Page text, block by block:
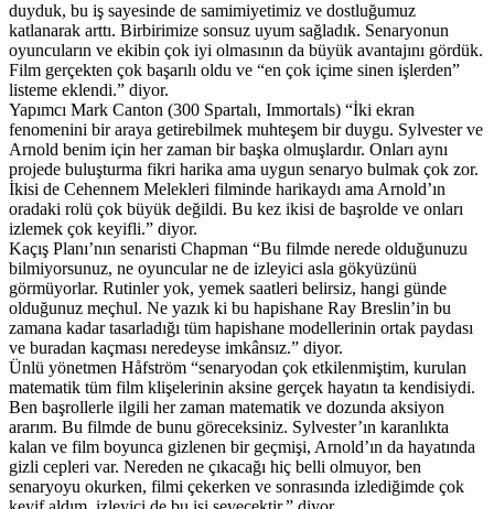
duyduk, bu iş sayesinde de samimiyetimiz ve dostluğumuz
katlanarak arttı. Birbirimize sonsuz uyum sağladık. Senaryonun
oyuncuların ve ekibin çok iyi olmasının da büyük avantajını gördük.
Film gerçekten çok başarılı oldu ve “en çok içime sinen işlerden”
listeme eklendi.” diyor.
Yapımcı Mark Canton (300 Spartalı, Immortals) “İki ekran
fenomenini bir araya getirebilmek muhteşem bir duygu. Sylvester ve
Arnold benim için her zaman bir başka olmuşlardır. Onları aynı
projede buluşturma fikri harika ama uygun senaryo bulmak çok zor.
İkisi de Cehennem Melekleri filminde harikaydı ama Arnold’ın
oradaki rolü çok büyük değildi. Bu kez ikisi de başrolde ve onları
izlemek çok keyifli.” diyor.
Kaçış Planı’nın senaristi Chapman “Bu filmde nerede olduğunuzu
bilmiyorsunuz, ne oyuncular ne de izleyici asla gökyüzünü
görmüyorlar. Rutinler yok, yemek saatleri belirsiz, hangi günde
olduğunuz meçhul. Ne yazık ki bu hapishane Ray Breslin’in bu
zamana kadar tasarladığı tüm hapishane modellerinin ortak paydası
ve buradan kaçması neredeyse imkânsız.” diyor.
Ünlü yönetmen Håfström “senaryodan çok etkilenmiştim, kurulan
matematik tüm film klişelerinin aksine gerçek hayatın ta kendisiydi.
Ben başrollerle ilgili her zaman matematik ve dozunda aksiyon
ararım. Bu filmde de bunu göreceksiniz. Sylvester’ın karanlıkta
kalan ve film boyunca gizlenen bir geçmişi, Arnold’ın da hayatında
gizli cepleri var. Nereden ne çıkacağı hiç belli olmuyor, ben
senaryoyu okurken, filmi çekerken ve sonrasında izlediğimde çok